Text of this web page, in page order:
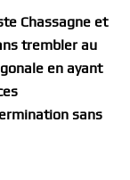
Chassagne et
trembler au
en ayant
sans